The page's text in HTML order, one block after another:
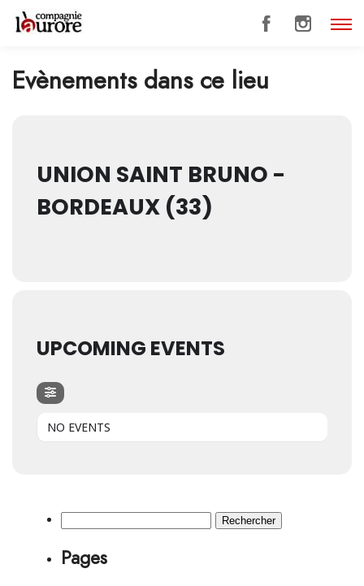
Evènements dans ce lieu
UNION SAINT BRUNO -
BORDEAUX (33)
UPCOMING EVENTS
NO EVENTS
Pages